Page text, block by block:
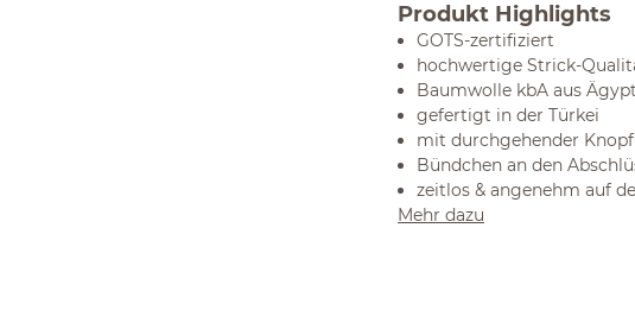
Produkt Highlights
GOTS-zertifiziert
hochwertige Strick-
Baumwolle kbA aus
gefertigt in der Türkei
mit durchgehender
Bündchen an den
zeitlos & angenehm auf
Mehr dazu